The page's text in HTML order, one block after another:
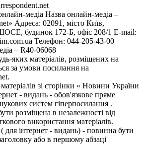
медіа Назва онлайн-медіа –
Адреса: 02091, місто Київ,
будинок 172-Б, офіс 208/1 E-mail:
Телефон: 044-205-43-00
– R40-06068
яких матеріалів, розміщених на
за умови посилання на
зі сторінки « Новини України
- видань - обов'язкове пряме
систем гіперпосилання .
розміщена в незалежності від
використання матеріалів.
для інтернет - видань) - повинна бути
або в першому абзаці